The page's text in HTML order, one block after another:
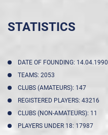
STATISTICS
DATE OF FOUNDING: 14.04.1990
TEAMS: 2053
CLUBS (AMATEURS): 147
REGISTERED PLAYERS: 43216
CLUBS (NON-AMATEURS): 11
PLAYERS UNDER 18: 17987